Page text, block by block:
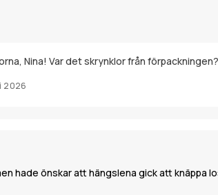
Nina! Var det skrynklor från
2026
hade önskar att hängslena gick att knäppa